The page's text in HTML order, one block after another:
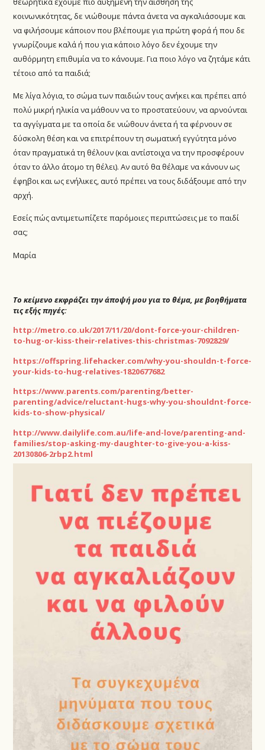
κοινωνικότητας, δε νιώθουμε πάντα άνετα να αγκαλιάσουμε και
να φιλήσουμε κάποιον που βλέπουμε για πρώτη φορά ή που δε
γνωρίζουμε καλά ή που για κάποιο λόγο δεν έχουμε την
αυθόρμητη επιθυμία να το κάνουμε. Για ποιο λόγο να ζητάμε κάτι
τέτοιο από τα παιδιά;
Με λίγα λόγια, το σώμα των παιδιών τους ανήκει και πρέπει από
πολύ μικρή ηλικία να μάθουν να το προστατεύουν, να αρνούνται
τα αγγίγματα με τα οποία δε νιώθουν άνετα ή τα φέρνουν σε
δύσκολη θέση και να επιτρέπουν τη σωματική εγγύτητα μόνο
όταν πραγματικά τη θέλουν (και αντίστοιχα να την προσφέρουν
όταν το άλλο άτομο τη θέλει). Αν αυτό θα θέλαμε να κάνουν ως
έφηβοι και ως ενήλικες, αυτό πρέπει να τους διδάξουμε από την
αρχή.
Εσείς πώς αντιμετωπίζετε παρόμοιες περιπτώσεις με το παιδί
σας;
Μαρία
Το κείμενο εκφράζει την άποψή μου για το θέμα, με βοηθήματα
τις εξής πηγές:
http://metro.co.uk/2017/11/20/dont-force-your-children-
to-hug-or-kiss-their-relatives-this-christmas-7092829/
https://offspring.lifehacker.com/why-you-shouldn-t-force-
your-kids-to-hug-relatives-1820677682
https://www.parents.com/parenting/better-
parenting/advice/reluctant-hugs-why-you-shouldnt-force-
kids-to-show-physical/
http://www.dailylife.com.au/life-and-love/parenting-and-
families/stop-asking-my-daughter-to-give-you-a-kiss-
20130806-2rbp2.html